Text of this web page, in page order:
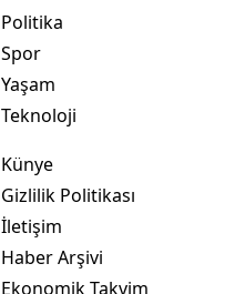
Politika
Spor
Yaşam
Teknoloji
Künye
Gizlilik Politikası
İletişim
Haber Arşivi
Ekonomik Takvim